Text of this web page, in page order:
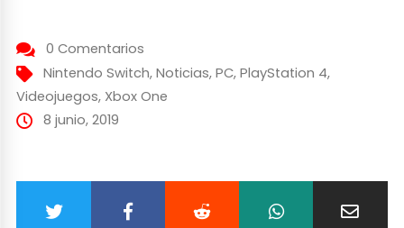
0 Comentarios
Nintendo Switch, Noticias, PC, PlayStation 4,
Videojuegos, Xbox One
8 junio, 2019